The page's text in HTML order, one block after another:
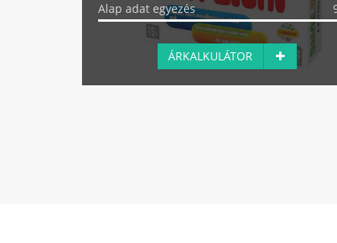
Alap adat egyezés
ÁRKALKULÁTOR